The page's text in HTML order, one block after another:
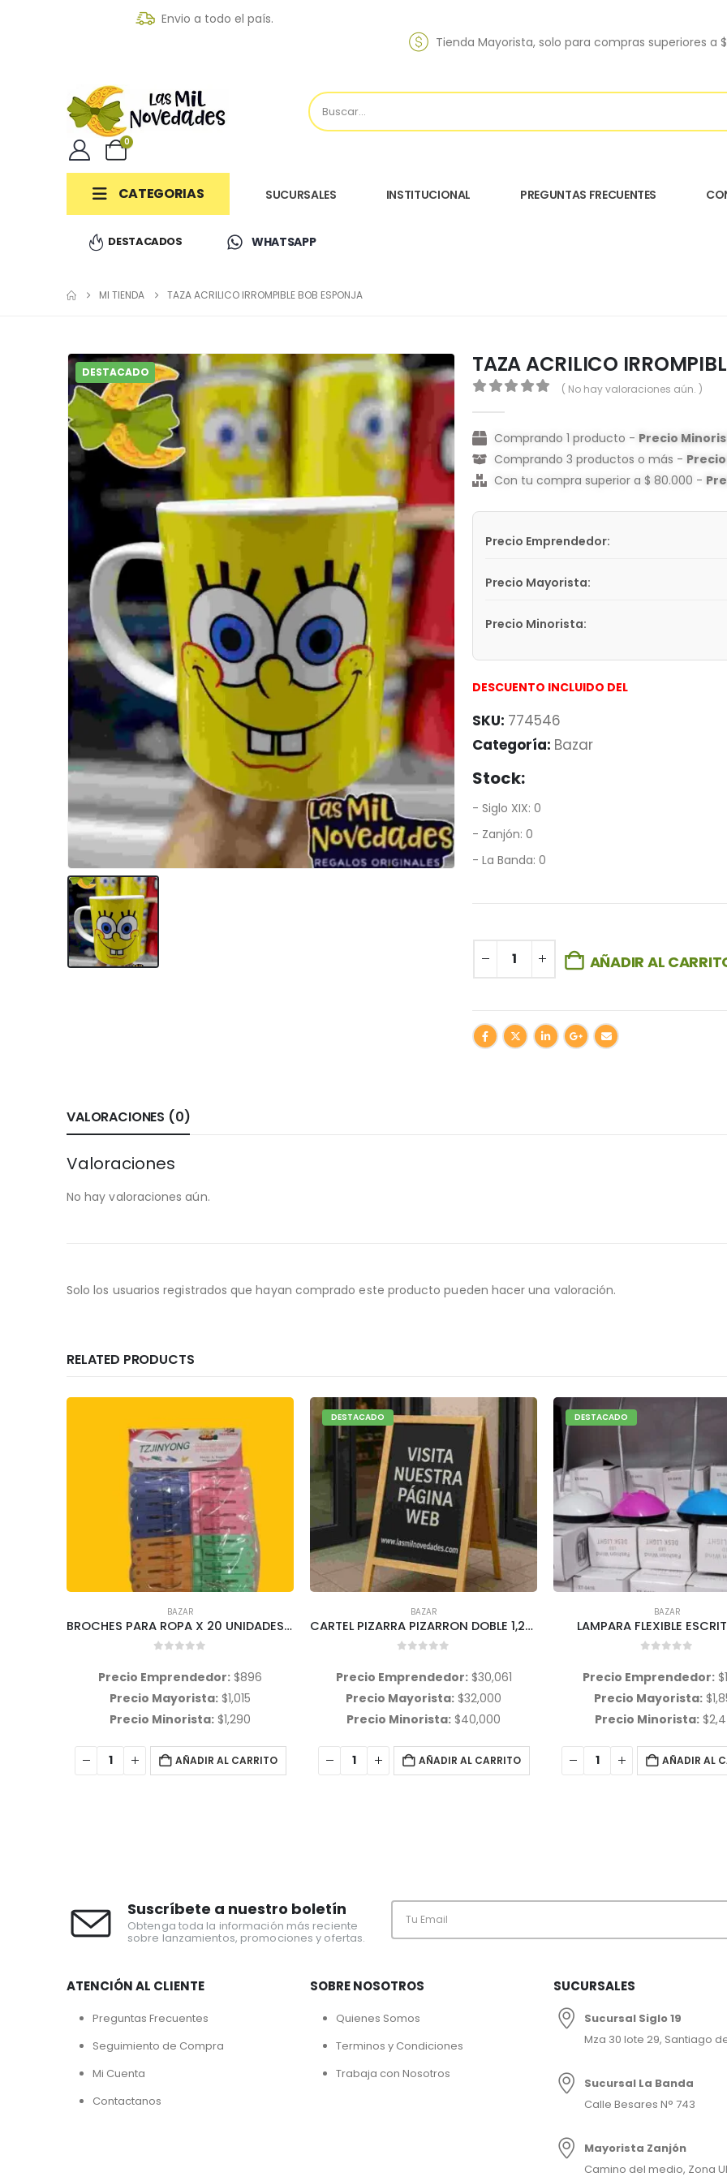
Envio a todo el país.
Tienda Mayorista, solo para compras superiores a
0
CATEGORIAS SUCURSALES INSTITUCIONAL PREGUNTAS FRECUENTES
DESTACADOS WHATSAPP
MI TIENDA TAZA ACRILICO IRROMPIBLE BOB ESPONJA
DESTACADO TAZA ACRILICO
( No hay valoraciones aún. )
Comprando 1 producto - Precio
Comprando 3 productos o más -
Con tu compra superior a $ 80.000 -
Precio Emprendedor:
Precio Mayorista:
Precio Minorista:
DESCUENTO INCLUIDO DEL
SKU: 774546
Categoría: Bazar
Stock:
- Siglo XIX: 0
- Zanjón: 0
- La Banda: 0
AÑADIR AL
VALORACIONES (0)
Valoraciones
No hay valoraciones aún.
Solo los usuarios registrados que hayan comprado este producto pueden hacer una valoración.
RELATED PRODUCTS
BAZAR
CARTEL PIZARRA PIZARRON DOBLE 1,20 DE ALTO Y 0,60 DE ANCHO
Precio Emprendedor: $30,061
Precio Mayorista: $ 32,000
Precio Minorista: $ 40,000
AÑADIR AL CARRITO
DESTACADO
BAZAR
LAMPARA FLEXIBLE ESCRITORIO
Precio Emprendedor: $1,636
Precio Mayorista: $1,854
Precio Minorista: $2,472
AÑADIR AL CARRITO
BAZAR
Precio Emprendedor: $
Precio Mayorista: $
Precio Minorista: $
AÑADIR AL
Suscríbete a nuestro boletín
Obtenga toda la información más reciente
sobre lanzamientos, promociones y ofertas.
ATENCIÓN AL CLIENTE
Preguntas Frecuentes
Seguimiento de Compra
Mi Cuenta
Contactanos
SOBRE NOSOTROS
Quienes Somos
Terminos y Condiciones
Trabaja con Nosotros
SUCURSALES
Sucursal Siglo 19
Mza 30 lote 29, Santiago
Sucursal La Banda
Calle Besares N° 743
Mayorista Zanjón
Camino del medio, Zona